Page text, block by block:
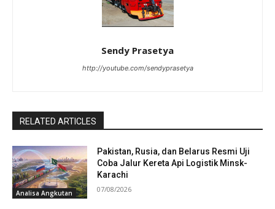
Sendy Prasetya
http://youtube.com/sendyprasetya
RELATED ARTICLES
Analisa Angkutan
Pakistan, Rusia, dan Belarus Resmi Uji
Coba Jalur Kereta Api Logistik Minsk-
Karachi
07/08/2026